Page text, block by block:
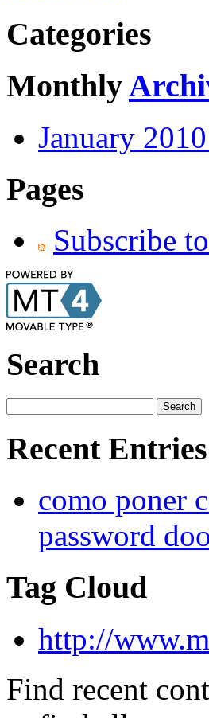
Categories
Monthly
January
Pages
Subscribe
Search
Recent Entries
como poner
password
Tag Cloud
http://
Find recent